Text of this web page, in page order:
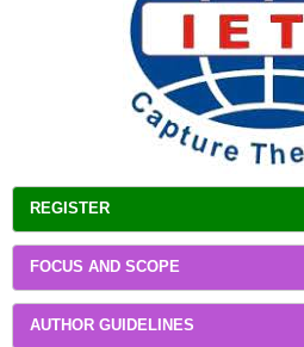
REGISTER
FOCUS AND SCOPE
AUTHOR GUIDELINES